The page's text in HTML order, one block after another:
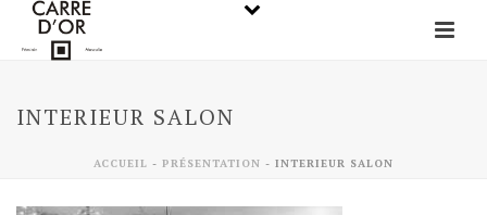
INTERIEUR SALON
ACCUEIL - PRÉSENTATION - INTERIEUR SALON